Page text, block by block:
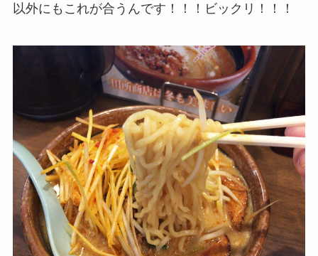
以外にもこれが合うんです！！！ビックリ！！！